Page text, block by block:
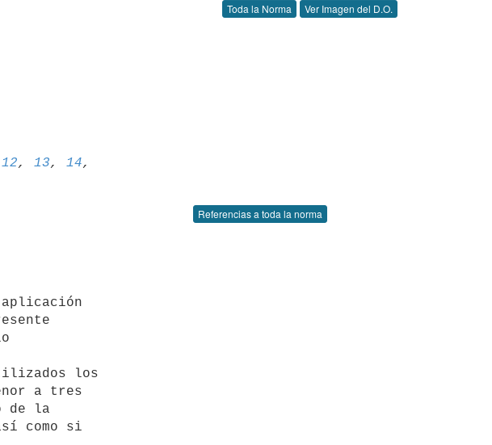
Toda la Norma Ver Imagen del D.O.
12, 13, 14
Referencias a toda la norma
los
a tres
de la
como si